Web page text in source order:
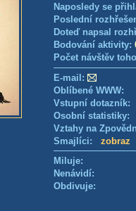
Naposledy se
Poslední
Doteď napsal
Bodování aktivity:
Počet návštěv
E-mail:
Oblíbené WWW:
Vstupní
Osobní
Vztahy na
Smajlíci: zobraz
Miluje:
Nenávidí:
Obdivuje: